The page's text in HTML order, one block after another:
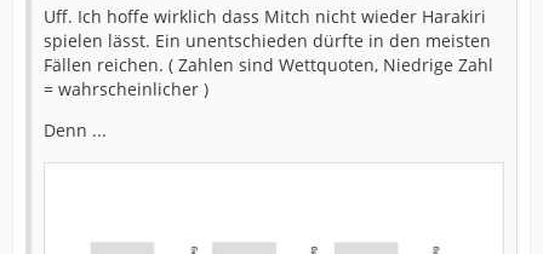
Uff. Ich hoffe wirklich dass Mitch nicht wieder Harakiri
spielen lässt. Ein unentschieden dürfte in den meisten
Fällen reichen. ( Zahlen sind Wettquoten, Niedrige Zahl
= wahrscheinlicher )
Denn ...